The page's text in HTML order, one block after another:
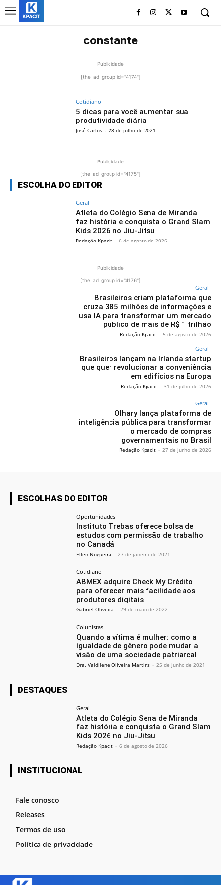
constante
Publicidade
[the_ad_group id="4174"]
Cotidiano
5 dicas para você aumentar sua
produtividade diária
José Carlos - 28 de julho de 2021
Publicidade
[the_ad_group id="4175"]
ESCOLHA DO EDITOR
Geral
Atleta do Colégio Sena de Miranda
faz história e conquista o Grand Slam
Kids 2026 no Jiu-Jitsu
Redação Kpacit - 6 de agosto de 2026
Publicidade
[the_ad_group id="4176"]
Geral
Brasileiros criam plataforma que
cruza 385 milhões de informações e
usa IA para transformar um mercado
público de mais de R$ 1 trilhão
Redação Kpacit - 5 de agosto de 2026
Geral
Brasileiros lançam na Irlanda startup
que quer revolucionar a conveniência
em edifícios na Europa
Redação Kpacit - 31 de julho de 2026
Geral
Olhary lança plataforma de
inteligência pública para transformar
o mercado de compras
governamentais no Brasil
Redação Kpacit - 27 de junho de 2026
ESCOLHAS DO EDITOR
Oportunidades
Instituto Trebas oferece bolsa de
estudos com permissão de trabalho
no Canadá
Ellen Nogueira - 27 de janeiro de 2021
Cotidiano
ABMEX adquire Check My Crédito
para oferecer mais facilidade aos
produtores digitais
Gabriel Oliveira - 29 de maio de 2022
Colunistas
Quando a vítima é mulher: como a
igualdade de gênero pode mudar a
visão de uma sociedade patriarcal
Dra. Valdilene Oliveira Martins - 25 de junho de 2021
DESTAQUES
Geral
Atleta do Colégio Sena de Miranda
faz história e conquista o Grand Slam
Kids 2026 no Jiu-Jitsu
Redação Kpacit - 6 de agosto de 2026
INSTITUCIONAL
Fale conosco
Releases
Termos de uso
Política de privacidade